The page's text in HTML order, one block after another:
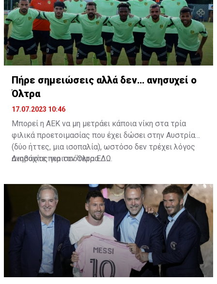
Πήρε σημειώσεις αλλά δεν… ανησυχεί ο
Όλτρα
17.07.2023 10:46
Μπορεί η ΑΕΚ να μη μετράει κάποια νίκη στα τρία
φιλικά προετοιμασίας που έχει δώσει στην Αυστρία
(δύο ήττες, μια ισοπαλία), ωστόσο δεν τρέχει λόγος
ανησυχίας για τον Όλτρα.
Διαβάστε περισσότεραΕΔΩ.